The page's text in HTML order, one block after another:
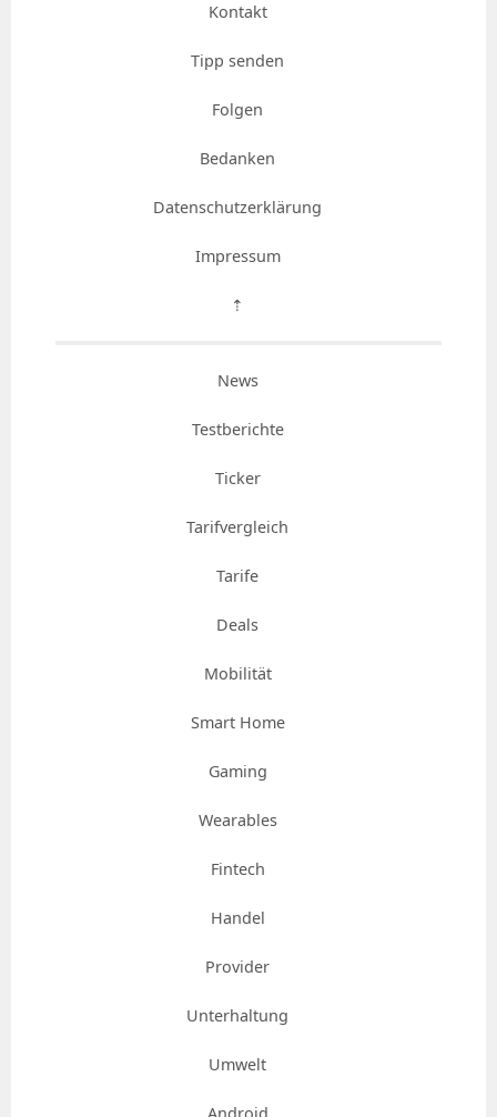
Kontakt
Tipp senden
Folgen
Bedanken
Datenschutzerklärung
Impressum
⇡
News
Testberichte
Ticker
Tarifvergleich
Tarife
Deals
Mobilität
Smart Home
Gaming
Wearables
Fintech
Handel
Provider
Unterhaltung
Umwelt